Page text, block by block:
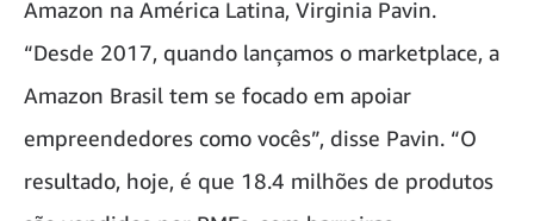
Amazon na América Latina, Virginia Pavin.
“Desde 2017, quando lançamos o marketplace, a
Amazon Brasil tem se focado em apoiar
empreendedores como vocês”, disse Pavin. “O
resultado, hoje, é que 18.4 milhões de produtos